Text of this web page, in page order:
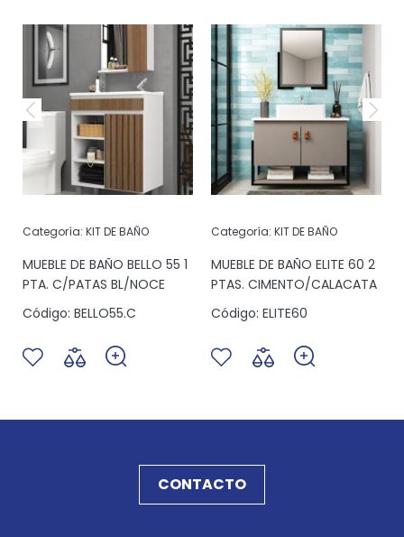
Categoría: KIT DE BAÑO
MUEBLE DE BAÑO BELLO 55 1
PTA. C/PATAS BL/NOCE
Código: BELLO55.C
Categoría: KIT DE BAÑO
MUEBLE DE BAÑO ELITE 60 2
PTAS. CIMENTO/CALACATA
Código: ELITE60
CONTACTO